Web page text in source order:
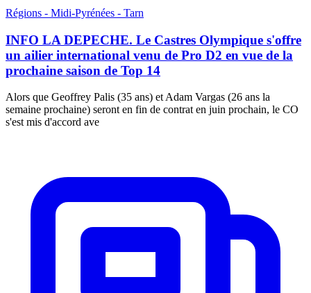
Régions - Midi-Pyrénées - Tarn
INFO LA DEPECHE. Le Castres Olympique s'offre
un ailier international venu de Pro D2 en vue de la
prochaine saison de Top 14
Alors que Geoffrey Palis (35 ans) et Adam Vargas (26 ans la
semaine prochaine) seront en fin de contrat en juin prochain, le CO
s'est mis d'accord ave